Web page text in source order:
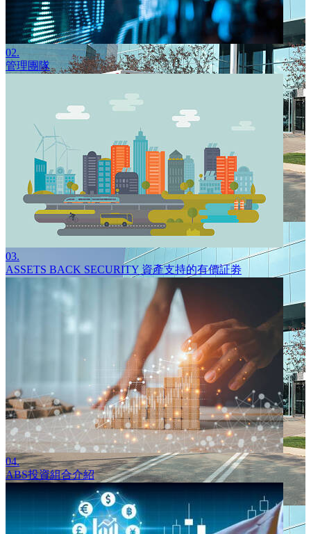
02.
管理團隊
03.
ASSETS BACK SECURITY 資產支持的有價証劵
04.
ABS投資組合介紹